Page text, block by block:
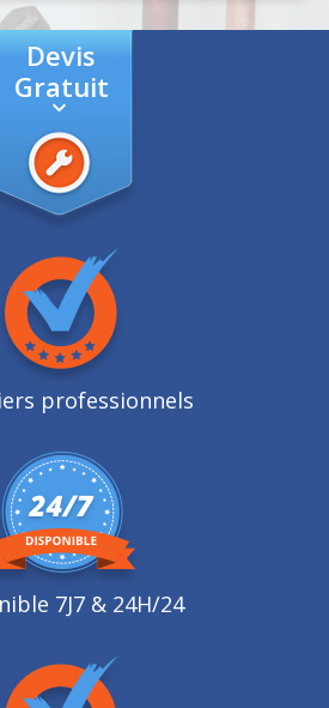
Devis
Gratuit
professionnels
7J7 & 24H/24